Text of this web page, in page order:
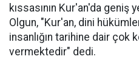
kıssasının Kur'an'da
Olgun, "Kur'an, dini
insanlığın tarihine dair çok
vermektedir" dedi.